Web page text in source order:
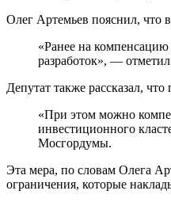
Олег Артемьев пояснил, что
«Ранее на компенсацию
разработок», —
Депутат также рассказал,
«При этом можно
инвестиционного
Мосгордумы.
Эта мера, по словам Олега
ограничения, которые